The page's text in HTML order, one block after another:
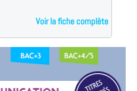
Voir la fiche complète